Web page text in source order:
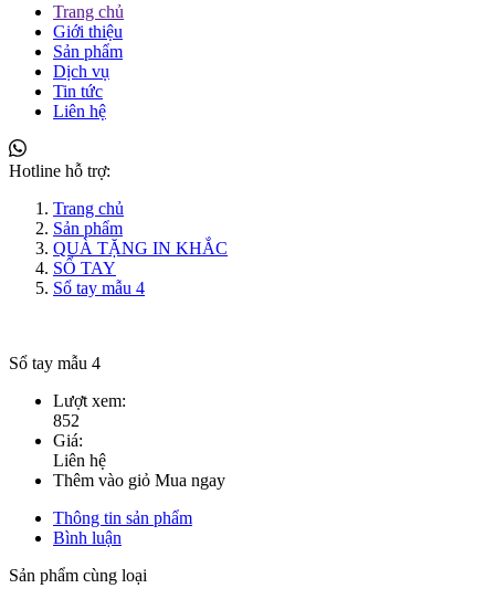
Trang chủ
Giới thiệu
Sản phẩm
Dịch vụ
Tin tức
Liên hệ
Hotline hỗ trợ:
Trang chủ
Sản phẩm
QUÀ TẶNG IN KHẮC
SỔ TAY
Sổ tay mẫu 4
Sổ tay mẫu 4
Lượt xem:
852
Giá:
Liên hệ
Thêm vào giỏ Mua ngay
Thông tin sản phẩm
Bình luận
Sản phẩm cùng loại